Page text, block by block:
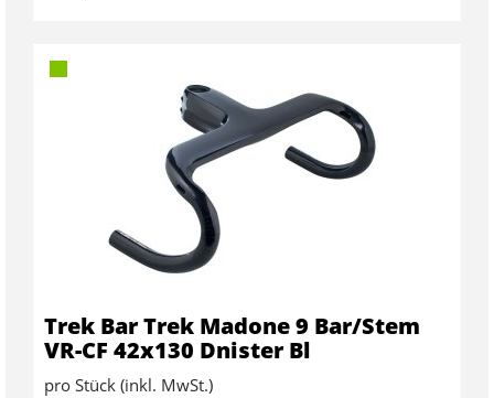
Trek Bar Trek Madone 9 Bar/Stem
VR-CF 42x130 Dnister Bl
pro Stück (inkl. MwSt.)